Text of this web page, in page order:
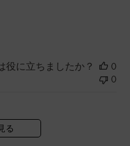
役に立ちましたか？
0
0
る